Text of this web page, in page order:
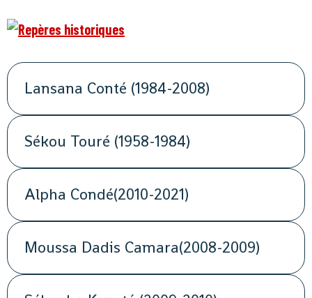
Lansana Conté (1984-2008)
Sékou Touré (1958-1984)
Alpha Condé(2010-2021)
Moussa Dadis Camara(2008-2009)